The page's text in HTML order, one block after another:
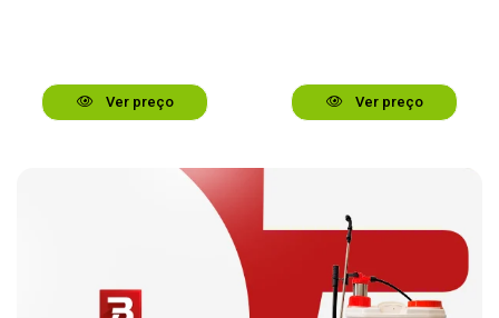
Ver preço Ver preço